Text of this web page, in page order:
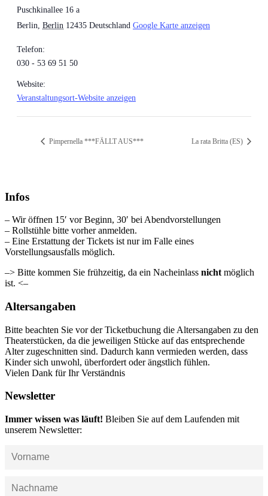
Puschkinallee 16 a
Berlin Berlin 12435 Deutschland Google Karte anzeigen
Telefon:
030 - 53 69 51 50
Website:
Veranstaltungsort-Website anzeigen
Pimpernella ***FÄLLT AUS*** La rata Britta (ES)
Infos
– Wir öffnen 15′ vor Beginn, 30′ bei Abendvorstellungen
– Rollstühle bitte vorher anmelden.
– Eine Erstattung der Tickets ist nur im Falle eines
Vorstellungsausfalls möglich.
–> Bitte kommen Sie frühzeitig, da ein Nacheinlass nicht möglich
ist. <–
Altersangaben
Bitte beachten Sie vor der Ticketbuchung die Altersangaben zu den
Theaterstücken, da die jeweiligen Stücke auf das entsprechende
Alter zugeschnitten sind. Dadurch kann vermieden werden, dass
Kinder sich unwohl, überfordert oder ängstlich fühlen.
Vielen Dank für Ihr Verständnis
Newsletter
Immer wissen was läuft! Bleiben Sie auf dem Laufenden mit
unserem Newsletter: